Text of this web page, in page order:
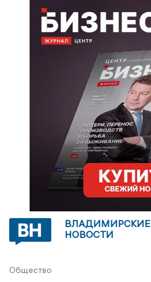
ВЛАДИМИРСКИЕ
НОВОСТИ
Общество